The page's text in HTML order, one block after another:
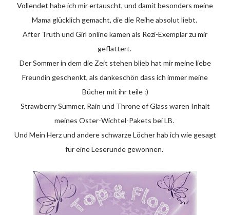
Vollendet habe ich mir ertauscht, und damit besonders meine
Mama glücklich gemacht, die die Reihe absolut liebt.
After Truth und Girl online kamen als Rezi-Exemplar zu mir
geflattert.
Der Sommer in dem die Zeit stehen blieb hat mir meine liebe
Freundin geschenkt, als dankeschön dass ich immer meine
Bücher mit ihr teile :)
Strawberry Summer, Rain und Throne of Glass waren Inhalt
meines Oster-Wichtel-Pakets bei LB.
Und Mein Herz und andere schwarze Löcher hab ich wie gesagt
für eine Leserunde gewonnen.